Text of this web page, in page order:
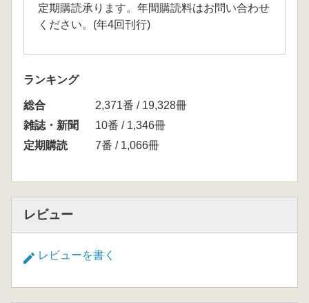
定期購読承ります。年間購読料はお問い合わせ
ください。(年4回刊行)
ランキング
総合
2,371番 / 19,328冊
雑誌・新聞
10番 / 1,346冊
定期購読
7番 / 1,066冊
レビュー
レビューを書く